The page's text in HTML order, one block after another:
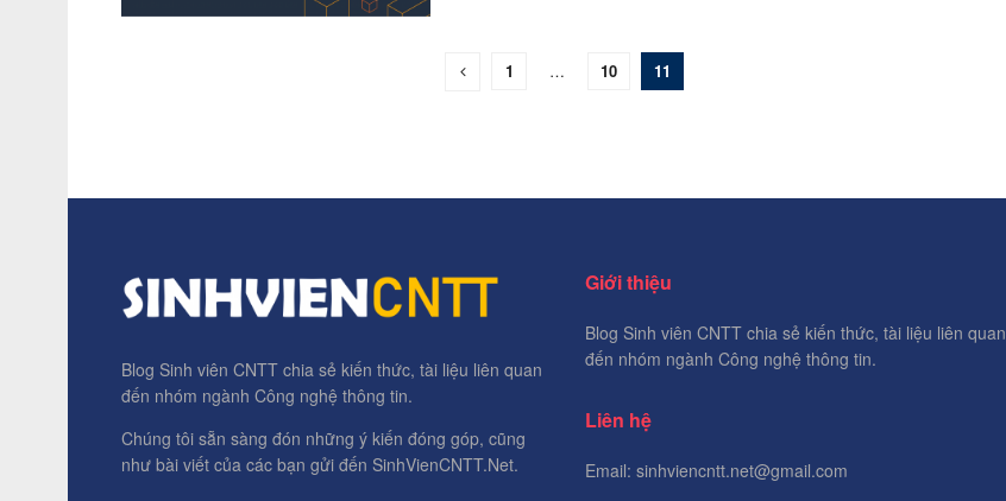
1 … 10 11
Blog Sinh viên CNTT chia sẻ kiến thức, tài liệu liên quan
đến nhóm ngành Công nghệ thông tin.
Chúng tôi sẵn sàng đón những ý kiến đóng góp, cũng
như bài viết của các bạn gửi đến SinhVienCNTT.Net.
Giới thiệu
Blog Sinh viên CNTT chia sẻ kiến thức, tài liệu liên quan
đến nhóm ngành Công nghệ thông tin.
Liên hệ
Email: sinhviencntt.net@gmail.com